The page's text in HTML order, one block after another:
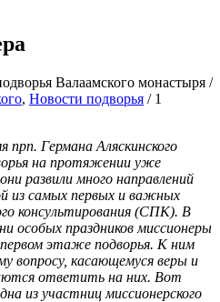
Валаамского монастыря /
, Новости подворья / 1
Германа Аляскинского
на протяжении уже
развили много направлений
из самых первых и важных
консультирования (СПК). В
особых праздников миссионеры
этаже подворья. К ним
вопросу, касающемуся веры и
ответить на них. Вот
из участниц миссионерского